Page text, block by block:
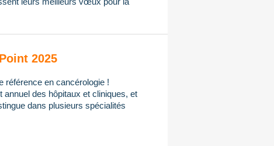
2025
référence en cancérologie !
annuel des hôpitaux et cliniques, et
dans plusieurs spécialités